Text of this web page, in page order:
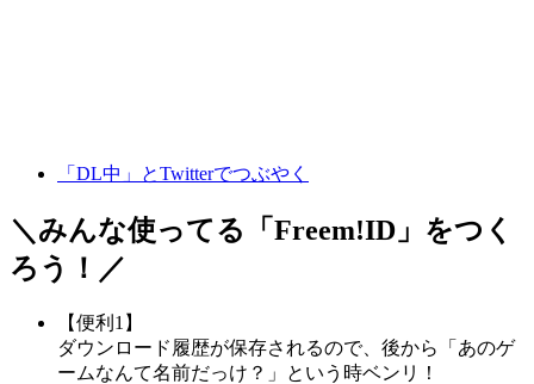
「DL中」とTwitterでつぶやく
＼みんな使ってる「 Freem!ID 」をつく
ろう！／
【便利1】
ダウンロード履歴が保存されるので、後から「あのゲ
ームなんて名前だっけ？」という時ベンリ！